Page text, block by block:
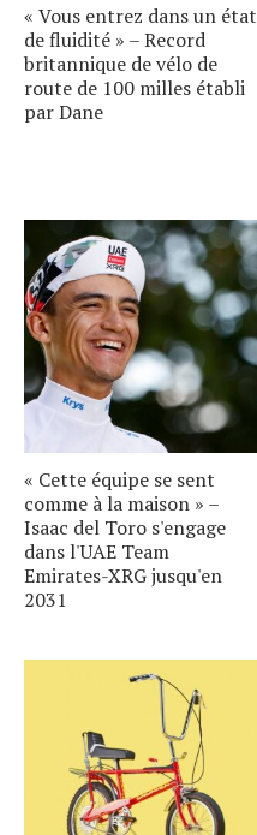
« Vous entrez dans un état
de fluidité » – Record
britannique de vélo de
route de 100 milles établi
par Dane
« Cette équipe se sent
comme à la maison » –
Isaac del Toro s'engage
dans l'UAE Team
Emirates-XRG jusqu'en
2031